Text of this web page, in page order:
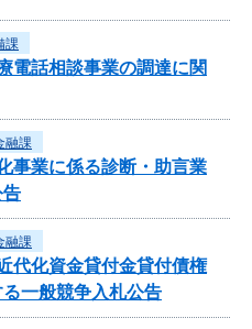
課
電話相談事業の調達に関
融課
業に係る診断・助言業
告
融課
化資金貸付金貸付債権
一般競争入札公告